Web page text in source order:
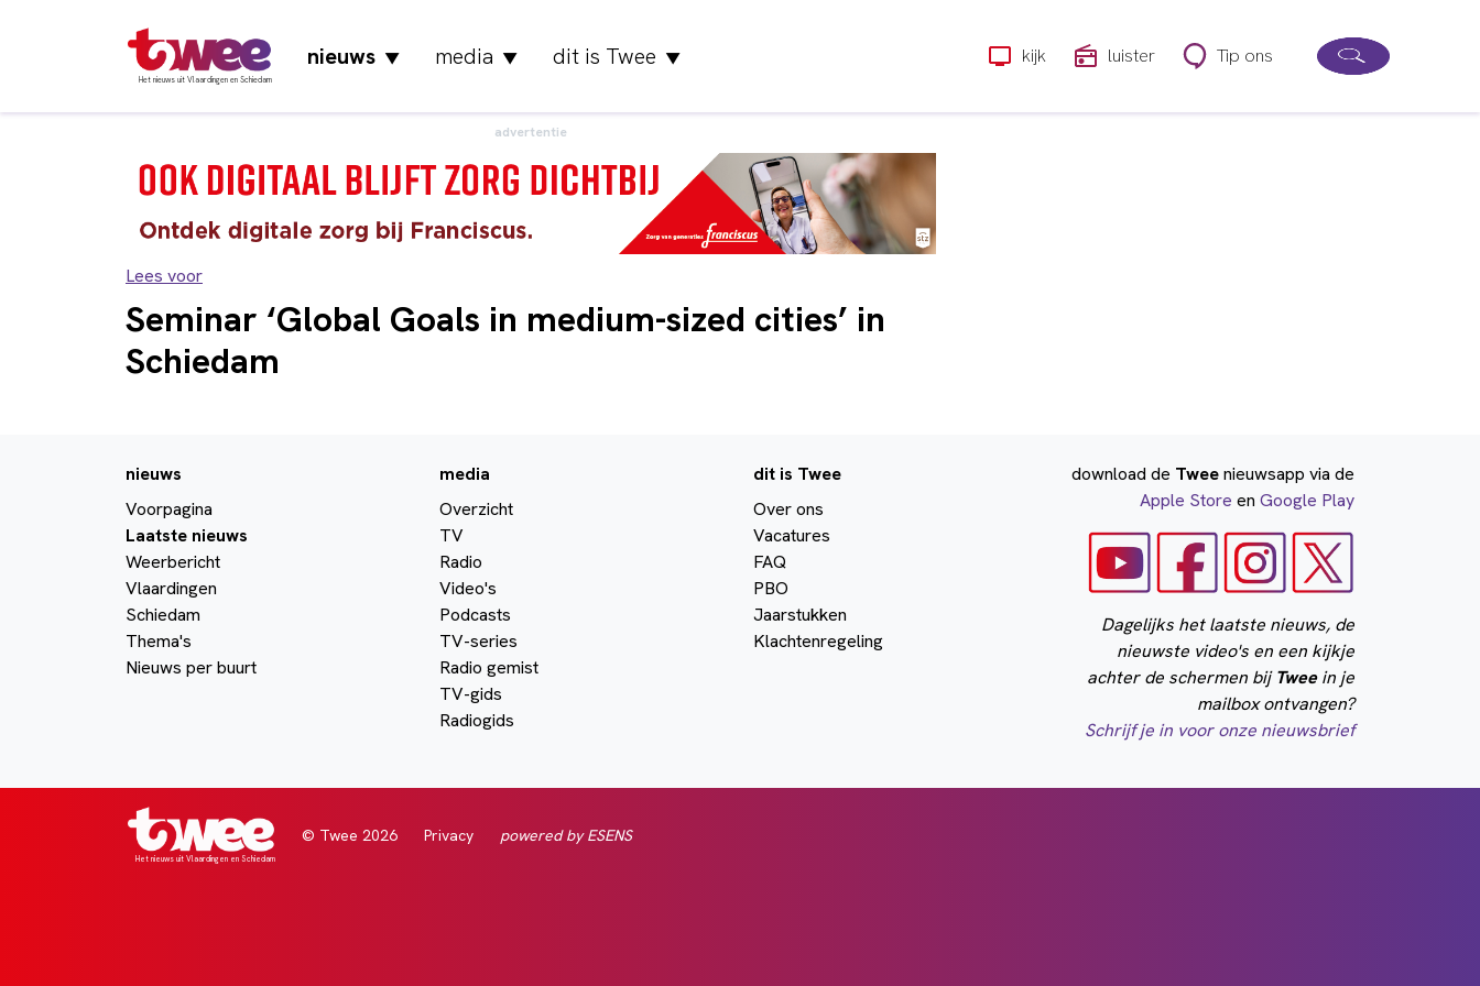
Het nieuws uit Vlaardingen en Schiedam
nieuws▼ media ▼ dit is Twee ▼ kijk luister Tip ons
advertentie
Lees voor
Seminar ‘Global Goals in medium-sized cities’ in
Schiedam
nieuws
Voorpagina
Laatste nieuws
Weerbericht
Vlaardingen
Schiedam
Thema's
Nieuws per buurt
media
Overzicht
TV
Radio
Video's
Podcasts
TV-series
Radio gemist
TV-gids
Radiogids
dit is Twee
Over ons
Vacatures
FAQ
PBO
Jaarstukken
Klachtenregeling
download de Tweenieuwsapp via de
Apple Store en Google Play
Dagelijks het laatste nieuws, de
nieuwste video's en een kijkje
achter de schermen bijTweein je
mailbox ontvangen?
Schrijf je in voor onze nieuwsbrief
Het nieuws uit Vlaardingen en Schiedam
© Twee 2026 Privacy powered by ESENS